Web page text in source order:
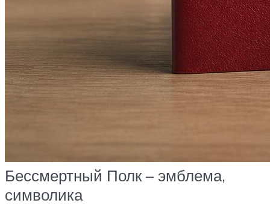
Бессмертный Полк – эмблема,
символика